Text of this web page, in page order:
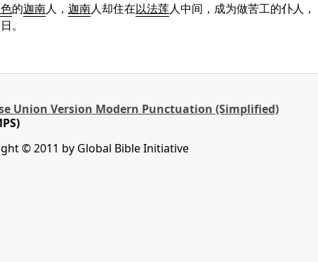
的迦南人， 迦南人却住在以法莲人中间，成为做苦工的仆人，
。
Union Version Modern Punctuation (Simplified)
© 2011 by Global Bible Initiative